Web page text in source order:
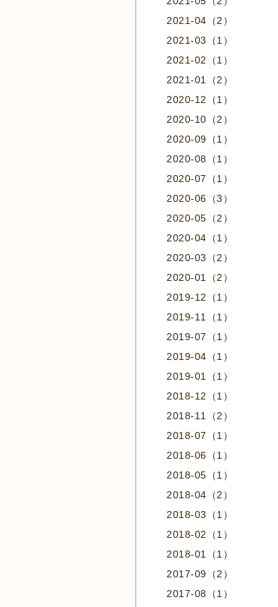
2021-04（2）
2021-03（1）
2021-02（1）
2021-01（2）
2020-12（1）
2020-10（2）
2020-09（1）
2020-08（1）
2020-07（1）
2020-06（3）
2020-05（2）
2020-04（1）
2020-03（2）
2020-01（2）
2019-12（1）
2019-11（1）
2019-07（1）
2019-04（1）
2019-01（1）
2018-12（1）
2018-11（2）
2018-07（1）
2018-06（1）
2018-05（1）
2018-04（2）
2018-03（1）
2018-02（1）
2018-01（1）
2017-09（2）
2017-08（1）